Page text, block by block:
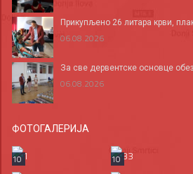
Прикупљено 26 литара крви,
06.08.2026
За све дервентске основце
06.08.2026
ФОТОГАЛЕРИЈА
10 10